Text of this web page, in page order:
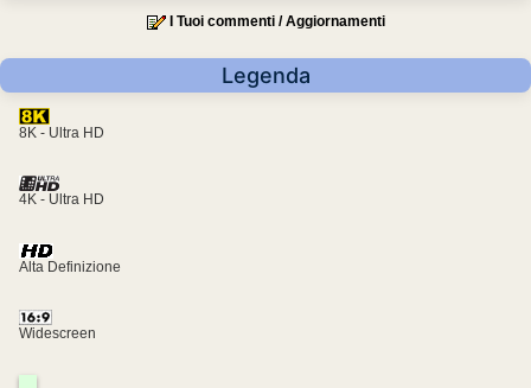
I Tuoi commenti / Aggiornamenti
Legenda
8K - Ultra HD
4K - Ultra HD
Alta Definizione
Widescreen